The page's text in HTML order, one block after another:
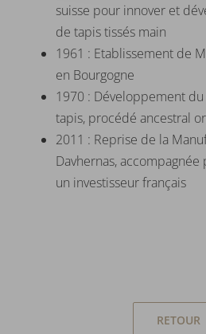
suisse pour innover et
de tapis tissés main
1961 : Etablissement de
en Bourgogne
1970 : Développement
tapis, procédé ancestral
2011 : Reprise de la
Davhernas,
un investisseur français
RETOUR